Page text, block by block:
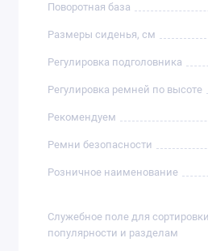
Поворотная база
Размеры сиденья, см
Регулировка подголовника
Регулировка ремней по высоте
Рекомендуем
Ремни безопасности
Розничное наименование
Служебное поле для
популярности и разделам